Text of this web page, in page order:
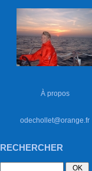
À propos
odechollet@orange.fr
RECHERCHER